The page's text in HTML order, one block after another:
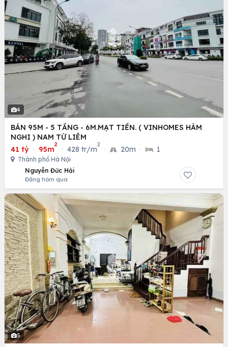
4
BÁN 95M - 5 TẦNG - 6M.MẠT TIỀN. ( VINHOMES HÀM
NGHI ) NAM TỪ LIÊM
41 tỷ · 95m
2
· 428 tr/m
2
· 20m · 1
Thành phố Hà Nội
Nguyễn Đức Hải
Đăng hôm qua
5